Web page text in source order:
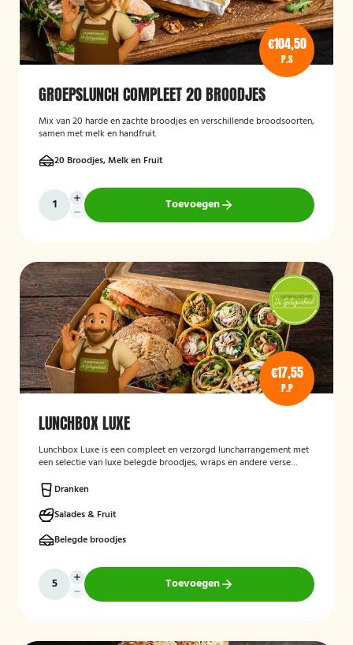
€104,50
P.S
GROEPSLUNCH COMPLEET 20 BROODJES
Mix van 20 harde en zachte broodjes en verschillende broodsoorten,
samen met melk en handfruit.
20 Broodjes, Melk en Fruit
Toevoegen
€17,55
P.P
LUNCHBOX LUXE
Lunchbox Luxe is een compleet en verzorgd luncharrangement met
een selectie van luxe belegde broodjes, wraps en andere verse
bijeenkomsten, vergaderingen en groepslunches en staat bekend
om de verse ingrediënten, verzorgde presentatie en de mogelijkheid
om rekening te houden met dieetwensen zoals vegetarisch,
veganistisch of halal.
Dranken
Salades & Fruit
Belegde broodjes
Toevoegen